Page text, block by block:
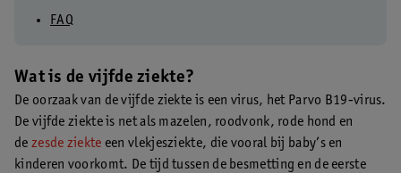
FAQ
Wat is de vijfde ziekte?
De oorzaak van de vijfde ziekte is een virus, het Parvo B19-virus.
De vijfde ziekte is net als mazelen, roodvonk, rode hond en
de zesde ziekte een vlekjesziekte, die vooral bij baby’s en
kinderen voorkomt. De tijd tussen de besmetting en de eerste